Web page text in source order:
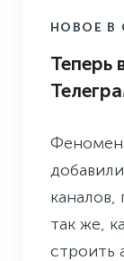
НОВОЕ В
Теперь
так же,
строить